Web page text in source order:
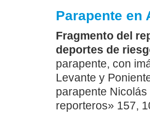
Parapente en
Fragmento del
deportes de
parapente, con
Levante y
parapente
reporteros» 157,